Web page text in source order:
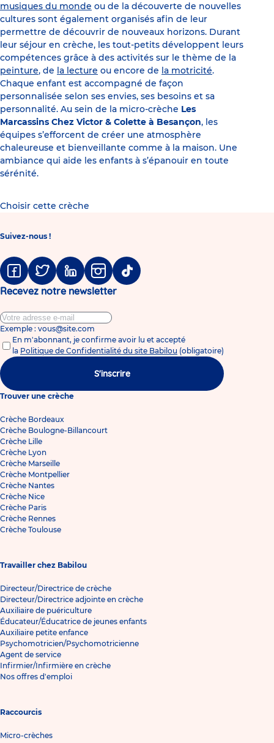
musiques du monde ou de la découverte de nouvelles
cultures sont également organisés afin de leur
permettre de découvrir de nouveaux horizons. Durant
leur séjour en crèche, les tout-petits développent leurs
compétences grâce à des activités sur le thème de la
peinture, de la lecture ou encore de la motricité.
Chaque enfant est accompagné de façon
personnalisée selon ses envies, ses besoins et sa
personnalité. Au sein de la micro-crèche Les
Marcassins Chez Victor & Colette à Besançon, les
équipes s’efforcent de créer une atmosphère
chaleureuse et bienveillante comme à la maison. Une
ambiance qui aide les enfants à s’épanouir en toute
sérénité.
Choisir cette crèche
Suivez-nous !
FacebookTwitter LinkedinInstagramTiktok
Recevez notre newsletter
Exemple : vous@site.com
En m'abonnant, je confirme avoir lu et accepté
la Politique de Confidentialité du site Babilou (obligatoire)
S'inscrire
Trouver une crèche
Crèche Bordeaux
Crèche Boulogne-Billancourt
Crèche Lille
Crèche Lyon
Crèche Marseille
Crèche Montpellier
Crèche Nantes
Crèche Nice
Crèche Paris
Crèche Rennes
Crèche Toulouse
Travailler chez Babilou
Directeur/Directrice de crèche
Directeur/Directrice adjointe en crèche
Auxiliaire de puériculture
Éducateur/Éducatrice de jeunes enfants
Auxiliaire petite enfance
Psychomotricien/Psychomotricienne
Agent de service
Infirmier/Infirmière en crèche
Nos offres d'emploi
Raccourcis
Micro-crèches